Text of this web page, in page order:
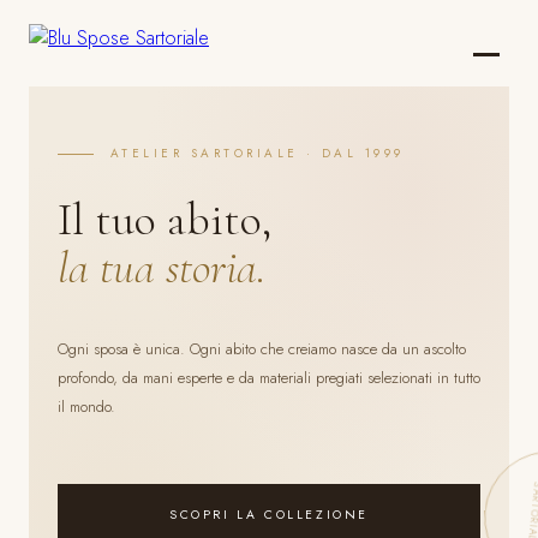
ATELIER SARTORIALE · DAL 1999
Il tuo abito,
la tua storia.
Ogni sposa è unica. Ogni abito che creiamo nasce da un ascolto
profondo, da mani esperte e da materiali pregiati selezionati in tutto
il mondo.
SCOPRI LA COLLEZIONE